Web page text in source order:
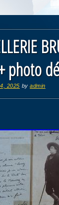
photo
2025 byadmin